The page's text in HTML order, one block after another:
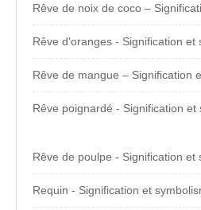
Rêve de noix de coco –
Rêve d'oranges - Signification et
Rêve de mangue – Signification
Rêve poignardé - Signification et
Rêve de poulpe - Signification et
Requin - Signification et